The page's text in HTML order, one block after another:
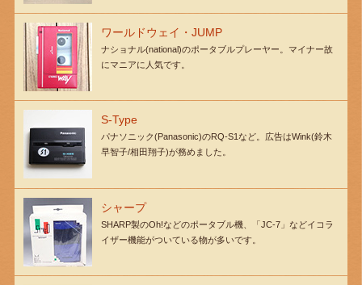
ワールドウェイ・JUMP
ナショナル(national)のポータブルプレーヤー。マイナー故
にマニアに人気です。
S-Type
パナソニック(Panasonic)のRQ-S1など。広告はWink(鈴木
早智子/相田翔子)が務めました。
シャープ
SHARP製のOh!などのポータブル機、「JC-7」などイコラ
イザー機能がついている物が多いです。